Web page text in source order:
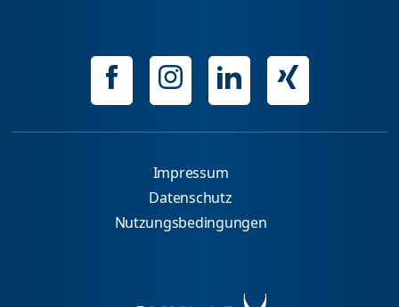
Impressum
Datenschutz
Nutzungsbedingungen